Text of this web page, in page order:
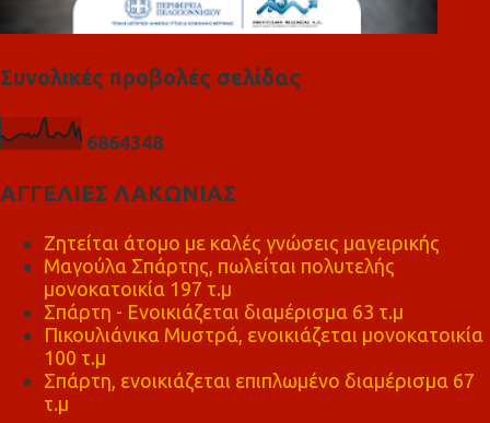
Συνολικές προβολές σελίδας
6864348
ΑΓΓΕΛΙΕΣ ΛΑΚΩΝΙΑΣ
Ζητείται άτομο με καλές γνώσεις μαγειρικής
Μαγούλα Σπάρτης, πωλείται πολυτελής
μονοκατοικία 197 τ.μ
Σπάρτη - Ενοικιάζεται διαμέρισμα 63 τ.μ
Πικουλιάνικα Μυστρά, ενοικιάζεται μονοκατοικία
100 τ.μ
Σπάρτη, ενοικιάζεται επιπλωμένο διαμέρισμα 67
τ.μ